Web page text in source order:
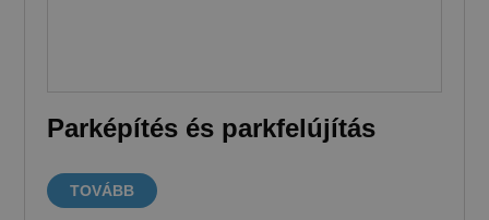
Parképítés és parkfelújítás
TOVÁBB